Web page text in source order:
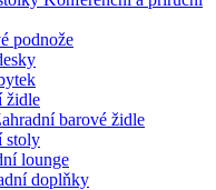
podnože
židle
barové židle
stoly
lounge
doplňky